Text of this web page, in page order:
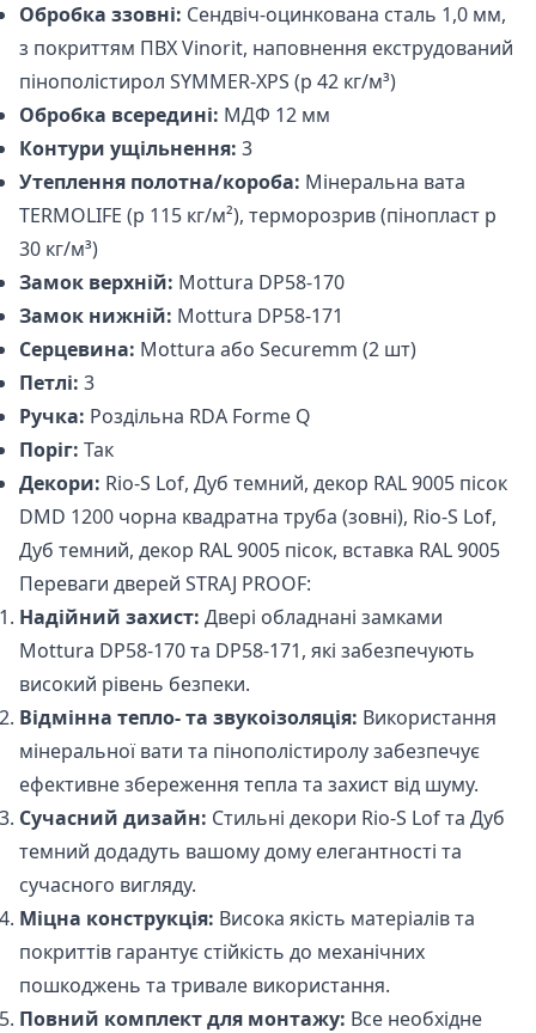
Обробка ззовні: Сендвіч-оцинкована сталь 1,0 мм,
з покриттям ПВХ Vinorit, наповнення екструдований
пінополістирол SYMMER-XPS (р 42 кг/м³)
Обробка всередині: МДФ 12 мм
Контури ущільнення: 3
Утеплення полотна/короба: Мінеральна вата
TERMOLIFE (р 115 кг/м²), терморозрив (пінопласт р
30 кг/м³)
Замок верхній: Mottura DP58-170
Замок нижній: Mottura DP58-171
Серцевина: Mottura або Securemm (2 шт)
Петлі: 3
Ручка: Роздільна RDA Forme Q
Поріг: Так
Декори: Rio-S Lof, Дуб темний, декор RAL 9005 пісок
DMD 1200 чорна квадратна труба (зовні), Rio-S Lof,
Дуб темний, декор RAL 9005 пісок, вставка RAL 9005
Переваги дверей STRAJ PROOF:
Надійний захист: Двері обладнані замками
Mottura DP58-170 та DP58-171, які забезпечують
високий рівень безпеки.
Відмінна тепло- та звукоізоляція: Використання
мінеральної вати та пінополістиролу забезпечує
ефективне збереження тепла та захист від шуму.
Сучасний дизайн: Стильні декори Rio-S Lof та Дуб
темний додадуть вашому дому елегантності та
сучасного вигляду.
Міцна конструкція: Висока якість матеріалів та
покриттів гарантує стійкість до механічних
пошкоджень та тривале використання.
Повний комплект для монтажу: Все необхідне